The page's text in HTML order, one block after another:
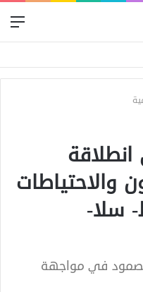
والاحتياطات
سلا-
في مواجهة